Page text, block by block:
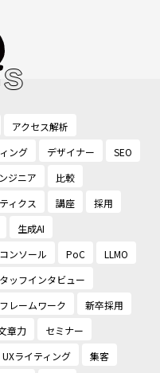
アクセス解析
ング デザイナー
SEO
ジニア
比較
ィクス 講座
採用
生成AI
ンソール PoC
LLMO
ッフインタビュー
フレームワーク
新卒採用
章力
セミナー
UXライティング
集客